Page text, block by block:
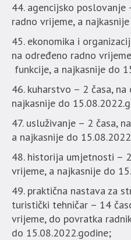
agencijsko poslovanje
radno vrijeme, a
ekonomika i
na određeno radno
funkcije, a najkasnije do
kuharstvo – 2 časa,
najkasnije do
usluživanje – 2 časa,
a najkasnije do
historija umjetnosti –
vrijeme, a najkasnije do
praktična nastava za
turistički tehničar – 14
vrijeme, do povratka
do 15.08.2022.godine;